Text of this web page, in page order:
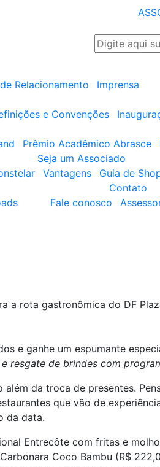
Relacionamento
Imprensa
e Convenções
Prêmio Acadêmico Abrasce
Seja um Associado
Vantagens Guia de
Contato
Fale conosco
a rota gastronômica do DF
e ganhe um espumante
resgate de brindes com
da troca de presentes.
que vão de
da data.
Entrecôte com fritas e
Coco Bambu (R$